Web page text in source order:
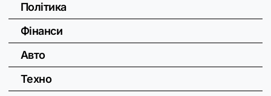
Політика
Фінанси
Авто
Техно